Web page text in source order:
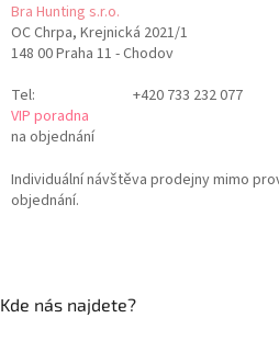
Bra Hunting s.r.o.
OC Chrpa, Krejnická 2021/1
148 00 Praha 11 - Chodov
Tel:
+420 733 232 077
VIP poradna
na objednání
Individuální návštěva prodejny mimo
objednání.
Kde nás najdete?